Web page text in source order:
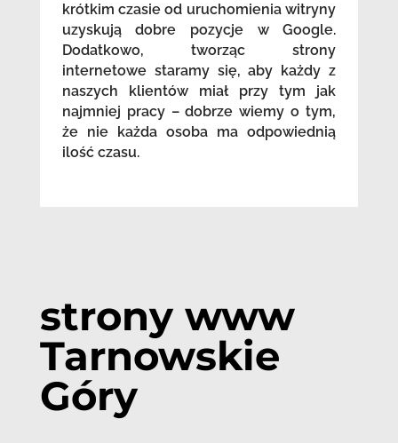
krótkim czasie od uruchomienia witryny
uzyskują dobre pozycje w Google.
Dodatkowo, tworząc strony
internetowe staramy się, aby każdy z
naszych klientów miał przy tym jak
najmniej pracy – dobrze wiemy o tym,
że nie każda osoba ma odpowiednią
ilość czasu.
strony www
Tarnowskie
Góry